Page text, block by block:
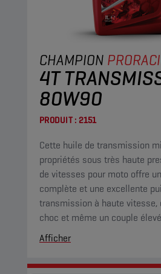
CHAMPION
4T
80W90
PRODUIT : 2151
Cette huile de transmission
propriétés sous très haute
de vitesses pour moto offre
complète et une excellente
transmission à haute vitesse,
choc et même un couple
Afficher